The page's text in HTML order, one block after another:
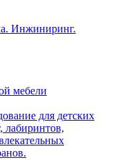
Инжиниринг.
мебели
для детских
лабиринтов,